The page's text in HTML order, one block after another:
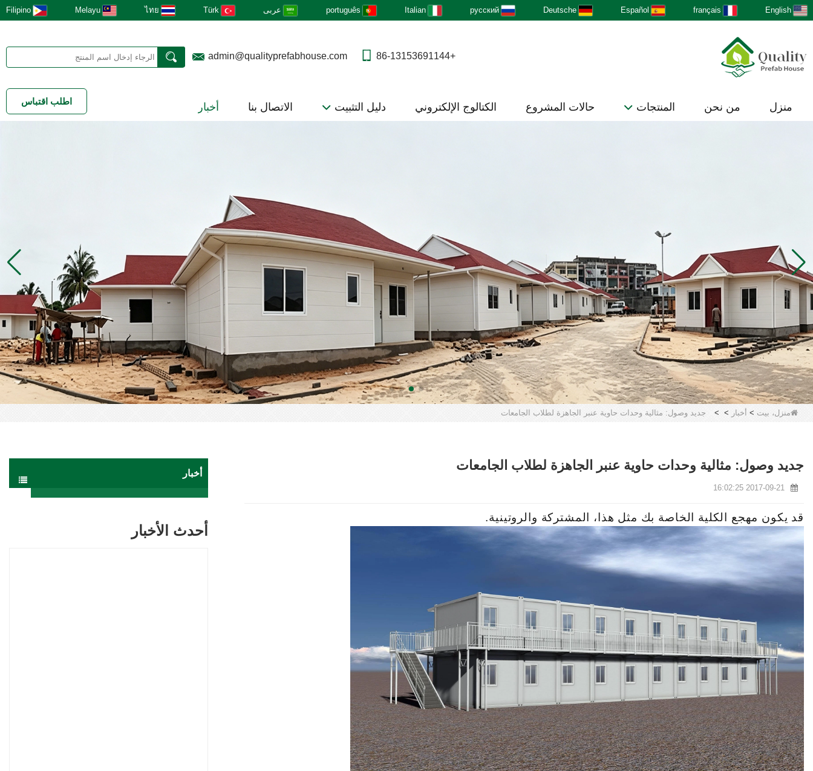
English
français
Español
Deutsche
русский
Italian
português عربى Türk
ไทย
Melayu
Filipino
+86-13153691144
admin@qualityprefabhouse.com
منزل من نحن المنتجات حالات المشروع الكتالوج الإلكتروني دليل التثبيت الاتصال بنا أخبار اطلب اقتباس
منزل، بيت > أخبار >
> جديد وصول: مثالية وحدات حاوية عنبر الجاهزة لطلاب الجامعات
أخبار
أحدث الأخبار
جديد وصول: مثالية وحدات حاوية عنبر الجاهزة لطلاب الجامعات
2017-09-21 16:02:25
قد يكون مهجع الكلية الخاصة بك مثل هذا، المشتركة والروتينية.